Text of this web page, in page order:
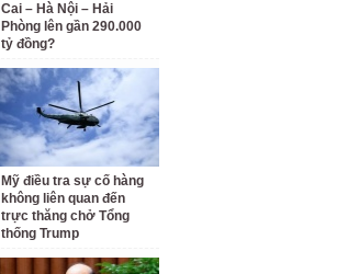
Cai – Hà Nội – Hải
Phòng lên gần 290.000
tỷ đồng?
Mỹ điều tra sự cố hàng
không liên quan đến
trực thăng chở Tổng
thống Trump